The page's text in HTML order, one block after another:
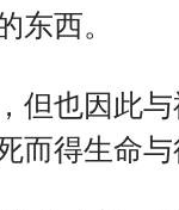
东西。
但也因此与
得生命与